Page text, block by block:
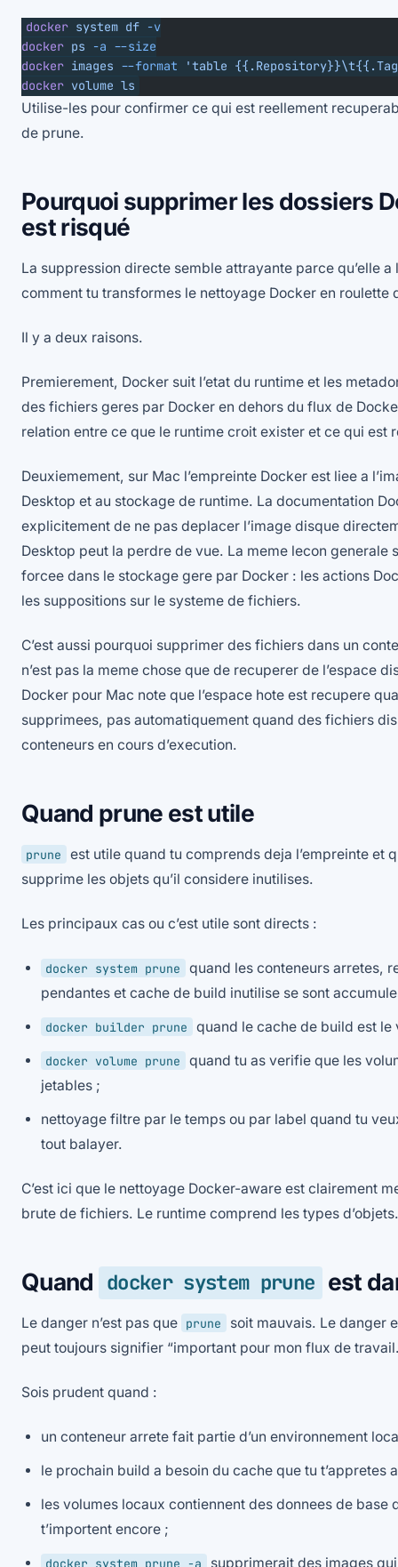
docker system df -v
docker ps -a --size
docker images --format 'table
docker volume ls
Utilise-les pour confirmer ce qui est reellement
de prune.
Pourquoi supprimer les dossiers
est risqué
La suppression directe semble attrayante parce qu’elle a
comment tu transformes le nettoyage Docker en roulette
Il y a deux raisons.
Premierement, Docker suit l’etat du runtime et les
des fichiers geres par Docker en dehors du flux de
relation entre ce que le runtime croit exister et ce qui est
Deuxiemement, sur Mac l’empreinte Docker est liee a
Desktop et au stockage de runtime. La documentation
explicitement de ne pas deplacer l’image disque
Desktop peut la perdre de vue. La meme lecon generale
forcee dans le stockage gere par Docker : les actions
les suppositions sur le systeme de fichiers.
C’est aussi pourquoi supprimer des fichiers dans un
n’est pas la meme chose que de recuperer de l’espace
Docker pour Mac note que l’espace hote est recupere
supprimees, pas automatiquement quand des fichiers
conteneurs en cours d’execution.
Quand prune est utile
prune
est utile quand tu comprends deja l’empreinte et
supprime les objets qu’il considere inutilises.
Les principaux cas ou c’est utile sont directs :
docker system prune
quand les conteneurs arretes,
pendantes et cache de build inutilise se sont
docker builder prune quand le cache de build est le
docker volume prune
quand tu as verifie que les
jetables ;
nettoyage filtre par le temps ou par label quand tu
tout balayer.
C’est ici que le nettoyage Docker-aware est clairement
brute de fichiers. Le runtime comprend les types
Quand docker system prune est
Le danger n’est pas que prune
soit mauvais. Le danger
peut toujours signifier “important pour mon flux de
Sois prudent quand :
un conteneur arrete fait partie d’un environnement
le prochain build a besoin du cache que tu t’appretes
les volumes locaux contiennent des donnees de base
t’importent encore ;
docker system prune -a supprimerait des images